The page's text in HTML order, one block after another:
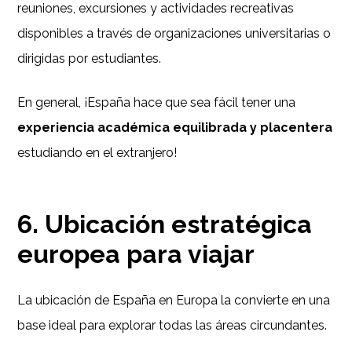
reuniones, excursiones y actividades recreativas
disponibles a través de organizaciones universitarias o
dirigidas por estudiantes.
En general, ¡España hace que sea fácil tener una
experiencia académica equilibrada y placentera
estudiando en el extranjero!
6. Ubicación estratégica
europea para viajar
La ubicación de España en Europa la convierte en una
base ideal para explorar todas las áreas circundantes.